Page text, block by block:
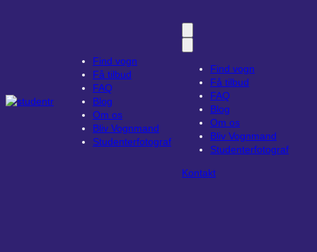
Find vogn
Få tilbud
FAQ
Blog
Om os
Bliv Vognmand
Studenterfotograf
Find vogn
Få tilbud
FAQ
Blog
Om os
Bliv Vognmand
Studenterfotograf
Kontakt